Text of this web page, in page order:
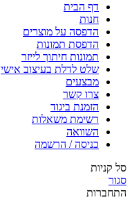
דף הבית
חנות
הדפסה על מוצרים
הדפסת תמונות
תמונות חיתוך לייזר
שלט לדלת בעיצוב אישי
מבצעים
צרו קשר
הזמנת ביגוד
רשימת משאלות
השוואה
כניסה / הרשמה
סל קניות
סגור
התחברות